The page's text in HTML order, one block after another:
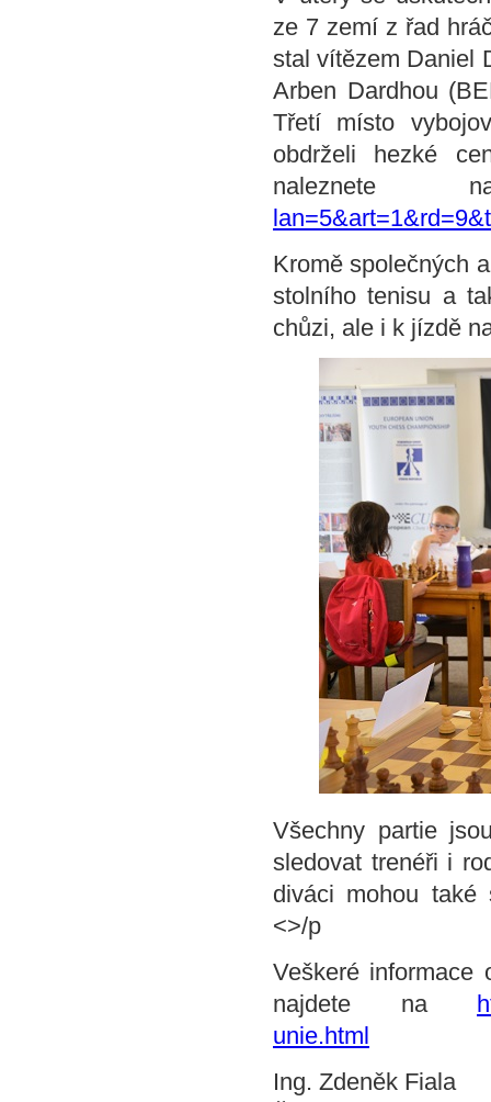
ze 7 zemí z řad
stal vítězem Daniel
Arben Dardhou
Třetí místo
obdrželi hezké
Kromě společných
stolního tenisu a
chůzi, ale i k jízdě
Všechny partie
sledovat trenéři i
diváci mohou také
<>/p
Veškeré informace
najdete na
unie.html
Ing. Zdeněk Fiala